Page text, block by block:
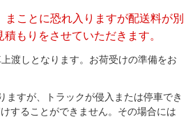
まことに恐れ入りますが配送料が別
もりをさせていただきます。
渡しとなります。お荷受けの準備をお
ますが、トラックが侵入または停車でき
することができません。その場合には